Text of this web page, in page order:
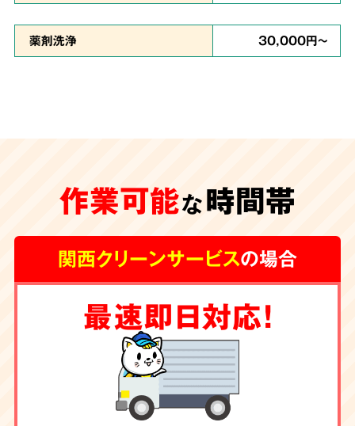
特殊清掃が遅れ、臭いや汚れが内装の下地にま
で及んでしまうと、その根源を取り除く為に内
装工事が必要な場合もございます。グループ会
社に工務店を有する弊社では清掃からリフォー
ムまで一手にお引き受けしております。
薬剤洗浄 30,000円～
作業可能な時間帯
関西クリーンサービスの場合
最速即日対応！